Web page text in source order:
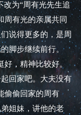
改为“周有光先生追
周有光的亲属共同
说得更多的，是周
脚步继续前行。
，精神比较好。
回家吧。大夫没有
偷偷回家的周有
姐妹，讲他的老